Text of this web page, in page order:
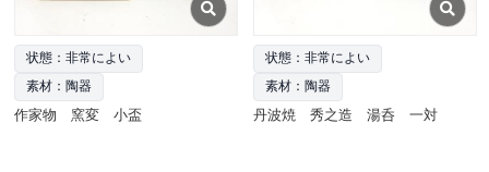
状態：非常によい
素材：陶器
作家物 窯変 小盃
状態：非常によい
素材：陶器
丹波焼 秀之造 湯呑 一対